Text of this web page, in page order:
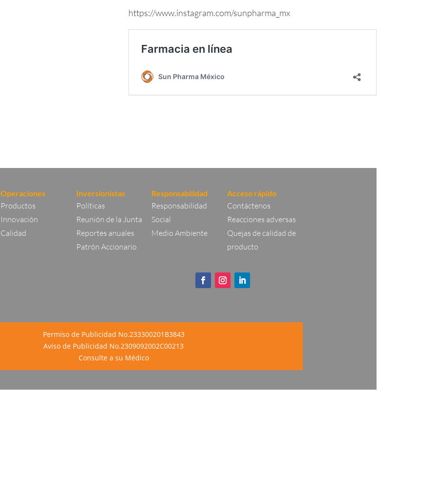
https://www.instagram.com/sunpharma_mx
Operaciones
Productos
Innovación
Calidad
Inversionistas
Políticas
Reunión de la Junta
Reportes anuales
Patrón Accionario
Responsabilidad
Responsabilidad
Social
Medio Ambiente
Acceso rápido
Contáctenos
Reacciones adversas
Quejas de calidad de
producto
Permiso de Publicidad No.233300201B3843
Aviso de Publicidad No.2309092002C00213
Consulte a su Médico